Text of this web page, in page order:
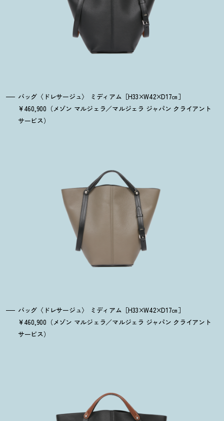
バッグ〈ドレサージュ〉 ミディアム［H33×W42×D17㎝］
¥460,900（メゾン マルジェラ／マルジェラ ジャパン クライアント
サービス）
バッグ〈ドレサージュ〉 ミディアム［H33×W42×D17㎝］
¥460,900（メゾン マルジェラ／マルジェラ ジャパン クライアント
サービス）